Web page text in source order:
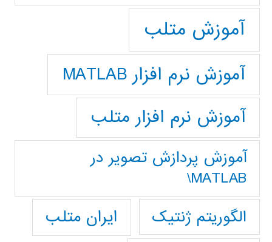
آموزش متلب
آموزش نرم افزار MATLAB
آموزش نرم افزار متلب
آموزش پردازش تصوير در
MATLAB\
الگوریتم ژنتیک
ایران متلب